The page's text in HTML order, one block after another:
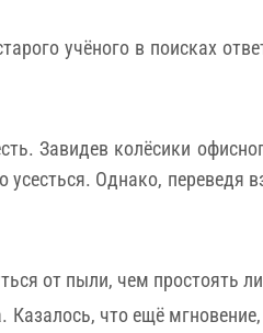
учёного в поисках
Завидев колёсики
Однако, переведя
от пыли, чем простоять
что ещё